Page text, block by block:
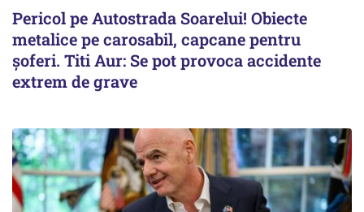
Pericol pe Autostrada Soarelui! Obiecte
metalice pe carosabil, capcane pentru
șoferi. Titi Aur: Se pot provoca accidente
extrem de grave